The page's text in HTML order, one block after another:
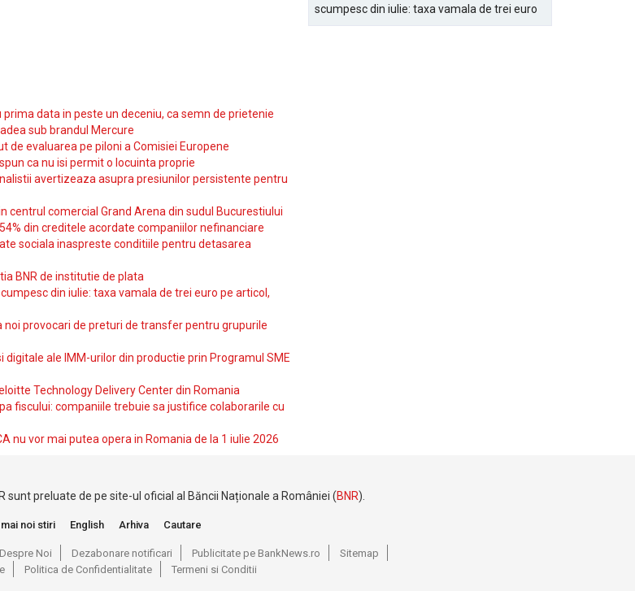
data in peste un deceniu, ca semn de prietenie
sub brandul Mercure
de evaluarea pe piloni a Comisiei Europene
ca nu isi permit o locuinta proprie
avertizeaza asupra presiunilor persistente pentru
centrul comercial Grand Arena din sudul Bucurestiului
din creditele acordate companiilor nefinanciare
sociala inaspreste conditiile pentru detasarea
BNR de institutie de plata
din iulie: taxa vamala de trei euro pe articol,
provocari de preturi de transfer pentru grupurile
digitale ale IMM-urilor din productie prin Programul SME
Technology Delivery Center din Romania
fiscului: companiile trebuie sa justifice colaborarile cu
nu vor mai putea opera in Romania de la 1 iulie 2026
scumpesc din iulie: taxa vamala de trei euro
pe articol, adaugata la taxa logistica
sunt preluate de pe site-ul oficial al Băncii Naționale a României (BNR).
noi stiri English Arhiva Cautare
Despre Noi Dezabonare notificari Publicitate pe BankNews.ro
Sitemap
Politica de Confidentialitate Termeni si Conditii